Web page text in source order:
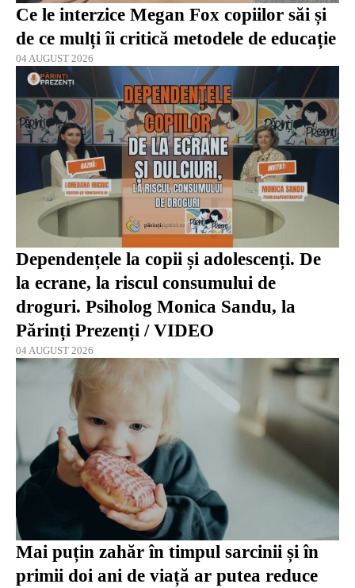
Ce le interzice Megan Fox copiilor săi și
de ce mulți îi critică metodele de educație
04 AUGUST 2026
Dependențele la copii și adolescenți. De
la ecrane, la riscul consumului de
droguri. Psiholog Monica Sandu, la
Părinți Prezenți / VIDEO
04 AUGUST 2026
Mai puțin zahăr în timpul sarcinii și în
primii doi ani de viață ar putea reduce